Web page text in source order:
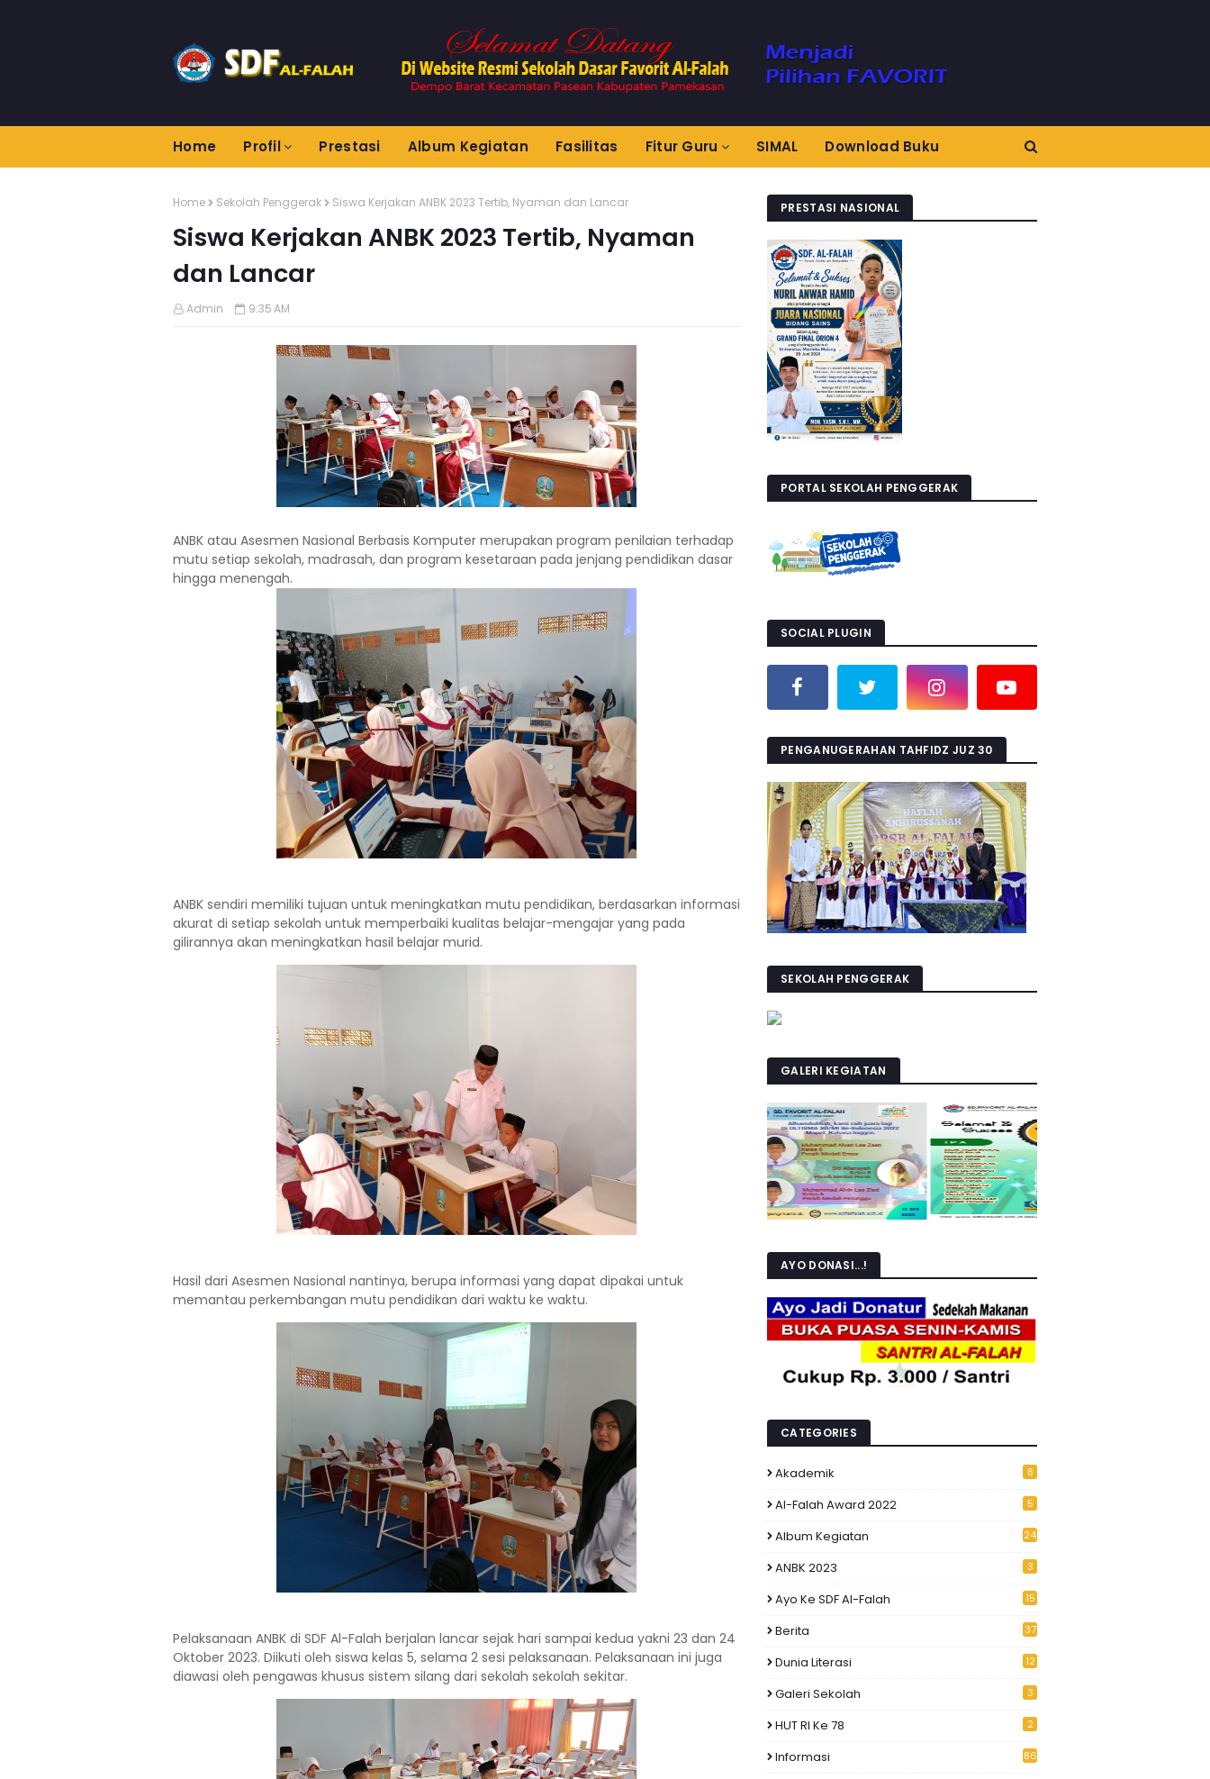
Home Profil Prestasi Album Kegiatan Fasilitas Fitur Guru SIMAL Download Buku
Home Sekolah Penggerak Siswa Kerjakan ANBK 2023 Tertib, Nyaman dan Lancar
Siswa Kerjakan ANBK 2023 Tertib, Nyaman
dan Lancar
Admin 9:35 AM
ANBK atau Asesmen Nasional Berbasis Komputer merupakan program penilaian terhadap
mutu setiap sekolah, madrasah, dan program kesetaraan pada jenjang pendidikan dasar
hingga menengah.
ANBK sendiri memiliki tujuan untuk meningkatkan mutu pendidikan, berdasarkan informasi
akurat di setiap sekolah untuk memperbaiki kualitas belajar-mengajar yang pada
gilirannya akan meningkatkan hasil belajar murid.
Hasil dari Asesmen Nasional nantinya, berupa informasi yang dapat dipakai untuk
memantau perkembangan mutu pendidikan dari waktu ke waktu.
Pelaksanaan ANBK di SDF Al-Falah berjalan lancar sejak hari sampai kedua yakni 23 dan 24
Oktober 2023. Diikuti oleh siswa kelas 5, selama 2 sesi pelaksanaan. Pelaksanaan ini juga
diawasi oleh pengawas khusus sistem silang dari sekolah sekolah sekitar.
PRESTASI NASIONAL
PORTAL SEKOLAH PENGGERAK
SOCIAL PLUGIN
PENGANUGERAHAN TAHFIDZ JUZ 30
SEKOLAH PENGGERAK
GALERI KEGIATAN
AYO DONASI...!
CATEGORIES
Akademik 8
Al-Falah Award 2022 5
Album Kegiatan 24
ANBK 2023 3
Ayo Ke SDF Al-Falah 15
Berita 37
Dunia Literasi 12
Galeri Sekolah 3
HUT RI Ke 78 2
Informasi 86